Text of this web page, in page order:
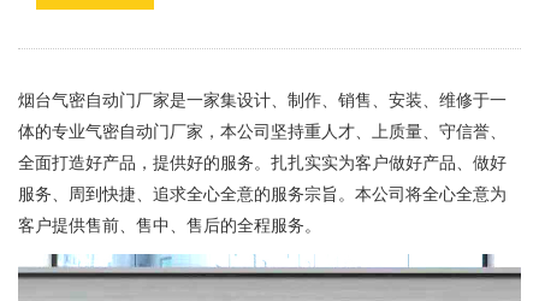
烟台气密自动门厂家是一家集设计、制作、销售、安装、维修于一
体的专业气密自动门厂家，本公司坚持重人才、上质量、守信誉、
全面打造好产品，提供好的服务。扎扎实实为客户做好产品、做好
服务、周到快捷、追求全心全意的服务宗旨。本公司将全心全意为
客户提供售前、售中、售后的全程服务。